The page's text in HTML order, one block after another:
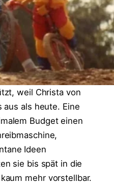
weil Christa von
aus als heute. Eine
Budget einen
Ideen
sie bis spät in die
mehr vorstellbar.